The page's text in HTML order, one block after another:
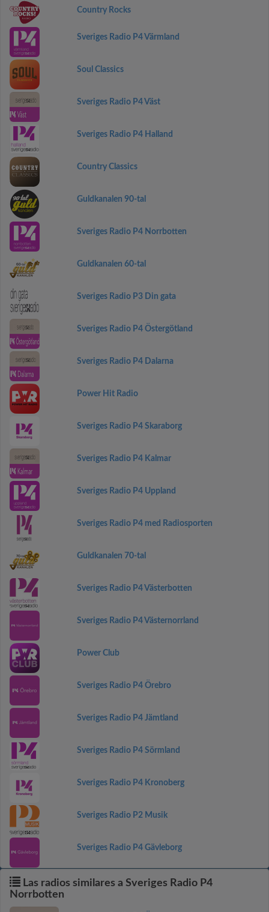
Country Rocks
Sveriges Radio P4 Värmland
Soul Classics
Sveriges Radio P4 Väst
Sveriges Radio P4 Halland
Country Classics
Guldkanalen 90-tal
Sveriges Radio P4 Norrbotten
Guldkanalen 60-tal
Sveriges Radio P3 Din gata
Sveriges Radio P4 Östergötland
Sveriges Radio P4 Dalarna
Power Hit Radio
Sveriges Radio P4 Skaraborg
Sveriges Radio P4 Kalmar
Sveriges Radio P4 Uppland
Sveriges Radio P4 med Radiosporten
Guldkanalen 70-tal
Sveriges Radio P4 Västerbotten
Sveriges Radio P4 Västernorrland
Power Club
Sveriges Radio P4 Örebro
Sveriges Radio P4 Jämtland
Sveriges Radio P4 Sörmland
Sveriges Radio P4 Kronoberg
Sveriges Radio P2 Musik
Sveriges Radio P4 Gävleborg
Las radios similares a Sveriges Radio P4
Norrbotten